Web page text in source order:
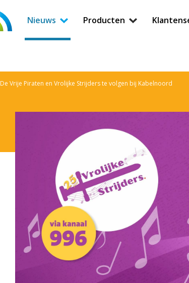
Nieuws Producten
De Vrije Piraten en Vrolijke Strijders te volgen bij Kabelnoord